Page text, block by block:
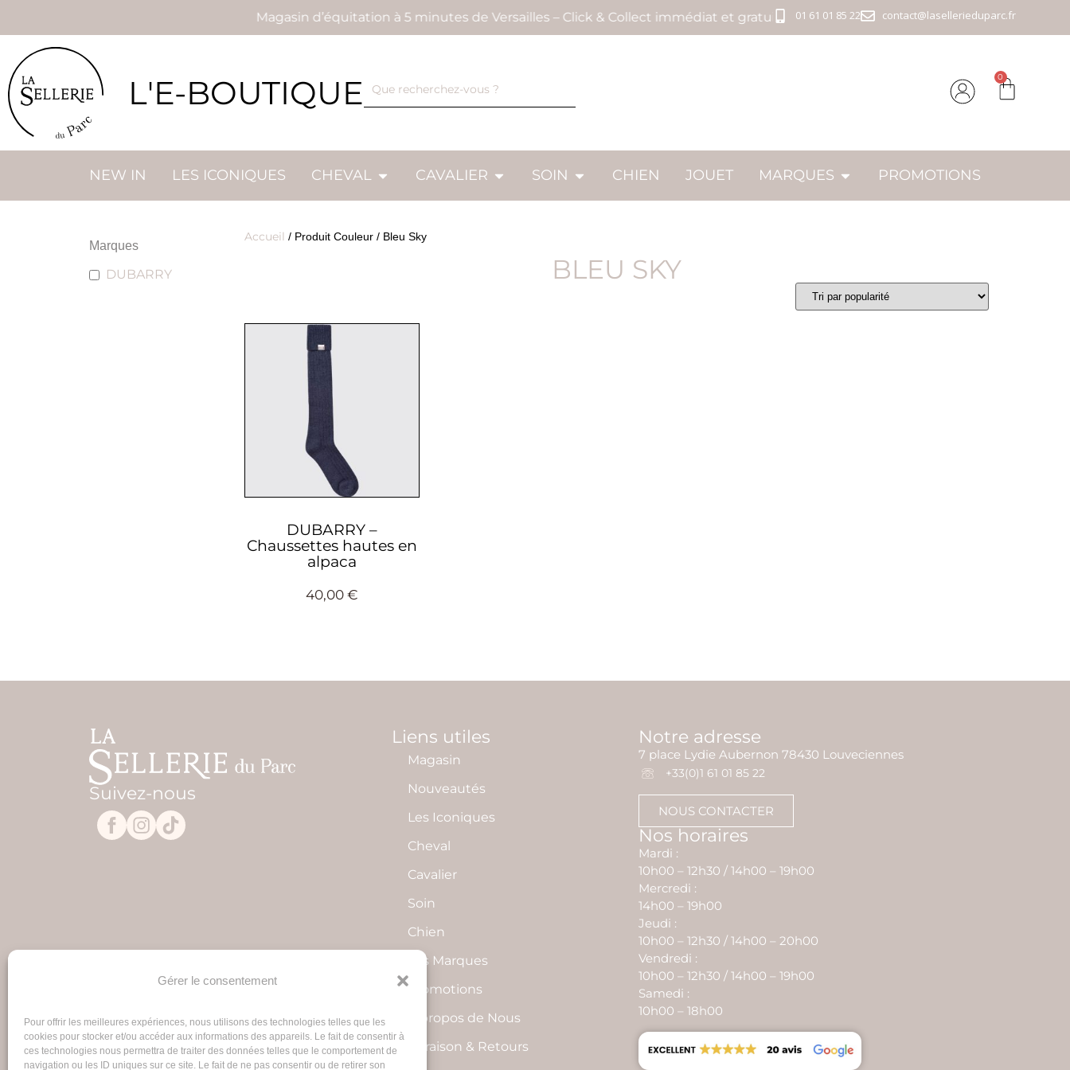
Gérer le consentement
Pour offrir les meilleures expériences, nous utilisons des technologies telles que les
cookies pour stocker et/ou accéder aux informations des appareils. Le fait de consentir à
ces technologies nous permettra de traiter des données telles que le comportement de
navigation ou les ID uniques sur ce site. Le fait de ne pas consentir ou de retirer son
Magasin d’équitation à 5 minutes de Versailles – Click & Collect immédiat et gratuit - Livraison offerte à partir de 89€ - Tout est en
01 61 01 85 22 contact@lasellerieduparc.fr
L'E-BOUTIQUE 0
NEW IN LES ICONIQUES CHEVAL CAVALIER SOIN CHIEN JOUET MARQUES PROMOTIONS
Marques
DUBARRY
Accueil / Produit Couleur / Bleu Sky
BLEU SKY
DUBARRY –
Chaussettes hautes en
alpaca
40,00€
Suivez-nous
Liens utiles
Magasin
Nouveautés
Les Iconiques
Cheval
Cavalier
Soin
Chien
Les Marques
Promotions
À propos de Nous
Livraison & Retours
Notre adresse
7 place Lydie Aubernon 78430 Louveciennes
+33(0)1 61 01 85 22
NOUS CONTACTER
Nos horaires
Mardi :
10h00 – 12h30 / 14h00 – 19h00
Mercredi :
14h00 – 19h00
Jeudi :
10h00 – 12h30 / 14h00 – 20h00
Vendredi :
10h00 – 12h30 / 14h00 – 19h00
Samedi :
10h00 – 18h00